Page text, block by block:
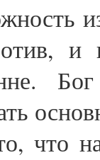
и
Бог
что